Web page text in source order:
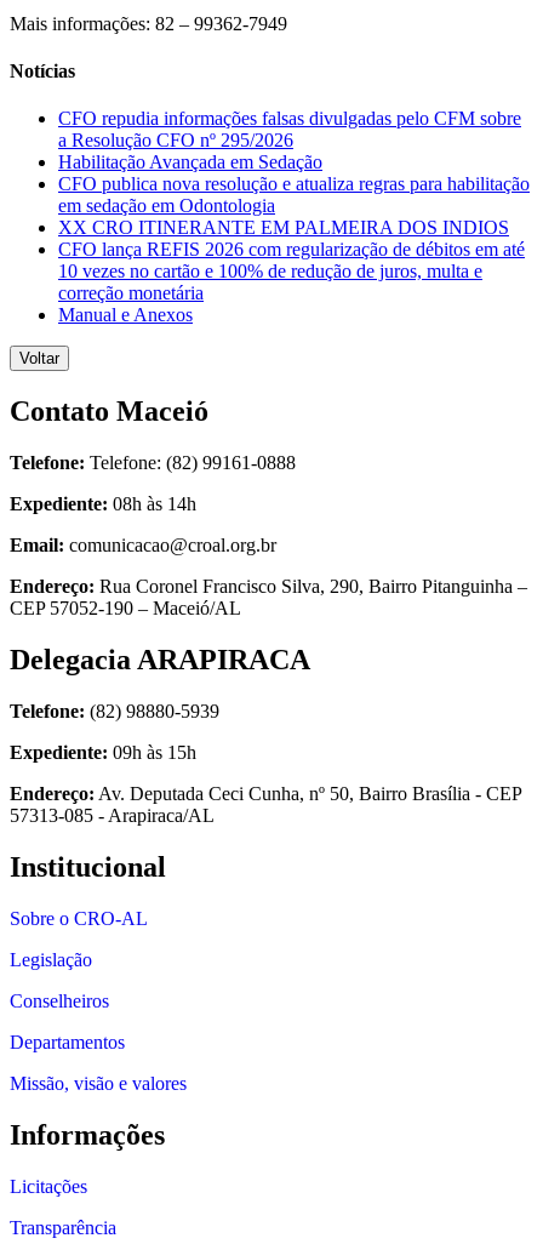
Mais informações: 82 – 99362-7949
Notícias
CFO repudia informações falsas divulgadas pelo CFM sobre
a Resolução CFO nº 295/2026
Habilitação Avançada em Sedação
CFO publica nova resolução e atualiza regras para habilitação
em sedação em Odontologia
XX CRO ITINERANTE EM PALMEIRA DOS INDIOS
CFO lança REFIS 2026 com regularização de débitos em até
10 vezes no cartão e 100% de redução de juros, multa e
correção monetária
Manual e Anexos
Voltar
Contato Maceió
Telefone: Telefone: (82) 99161-0888
Expediente: 08h às 14h
Email: comunicacao@croal.org.br
Endereço: Rua Coronel Francisco Silva, 290, Bairro Pitanguinha –
CEP 57052-190 – Maceió/AL
Delegacia ARAPIRACA
Telefone: (82) 98880-5939
Expediente: 09h às 15h
Endereço: Av. Deputada Ceci Cunha, nº 50, Bairro Brasília - CEP
57313-085 - Arapiraca/AL
Institucional
Sobre o CRO-AL
Legislação
Conselheiros
Departamentos
Missão, visão e valores
Informações
Licitações
Transparência